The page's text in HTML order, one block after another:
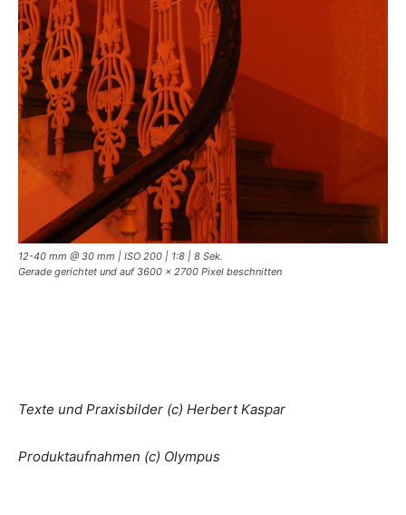
12-40 mm @ 30 mm | ISO 200 | 1:8 | 8 Sek.
Gerade gerichtet und auf 3600 x 2700 Pixel beschnitten
Texte und Praxisbilder (c) Herbert Kaspar
Produktaufnahmen (c) Olympus